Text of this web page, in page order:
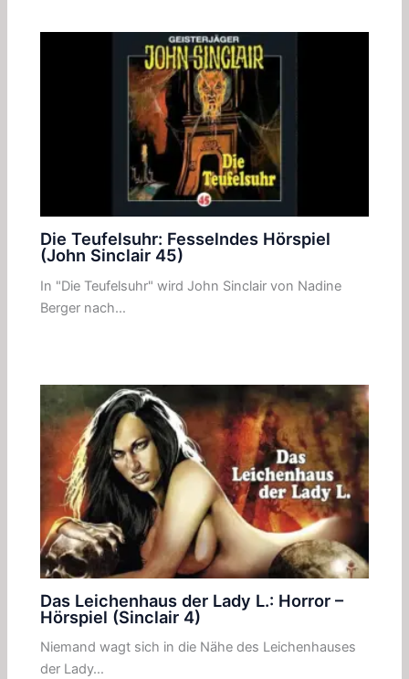
Die Teufelsuhr: Fesselndes Hörspiel
(John Sinclair 45)
In "Die Teufelsuhr" wird John Sinclair von Nadine
Berger nach…
Das Leichenhaus der Lady L.: Horror –
Hörspiel (Sinclair 4)
Niemand wagt sich in die Nähe des Leichenhauses
der Lady…